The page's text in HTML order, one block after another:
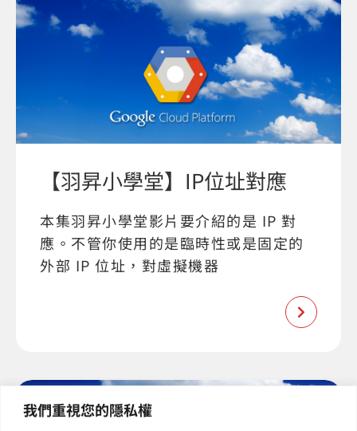
我們重視您的隱私權
【羽昇小學堂】IP位址對應
本集羽昇小學堂影片要介紹的是 IP 對
應。不管你使用的是臨時性或是固定的
外部 IP 位址，對虛擬機器